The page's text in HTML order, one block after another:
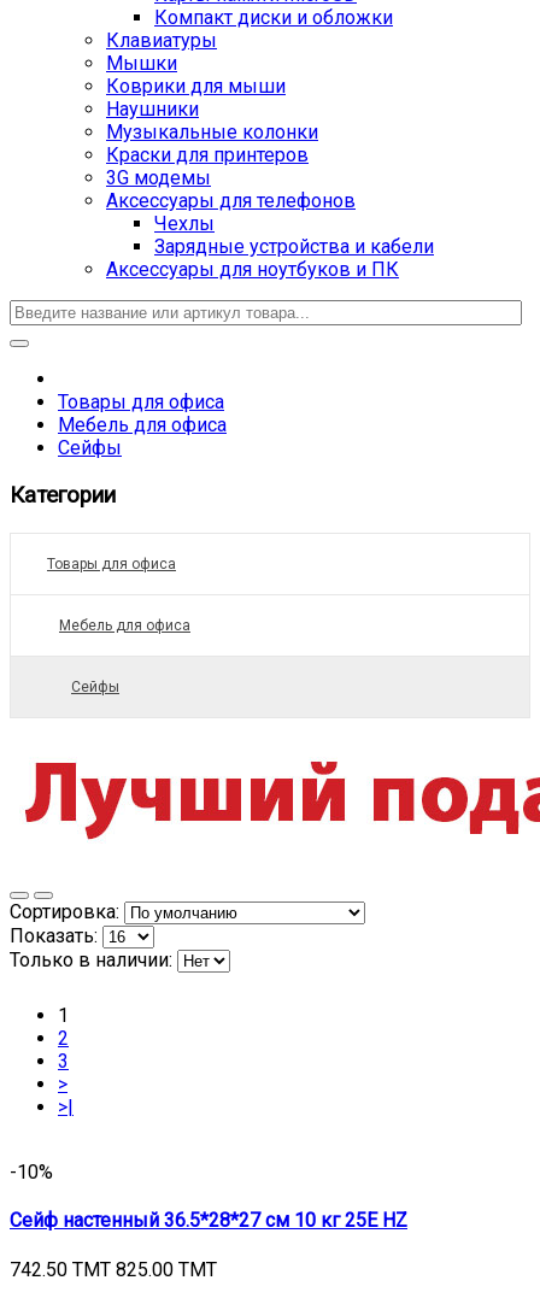
Компакт диски и обложки
Клавиатуры
Мышки
Коврики для мыши
Наушники
Музыкальные колонки
Краски для принтеров
3G модемы
Аксессуары для телефонов
Чехлы
Зарядные устройства и кабели
Аксессуары для ноутбуков и ПК
Товары для офиса
Мебель для офиса
Сейфы
Категории
Товары для офиса
Мебель для офиса
Сейфы
Сортировка:
Показать:
Только в наличии:
1
2
3
>
>|
-10%
Сейф настенный 36.5*28*27 см 10 кг 25E HZ
742.50 TMT 825.00 TMT